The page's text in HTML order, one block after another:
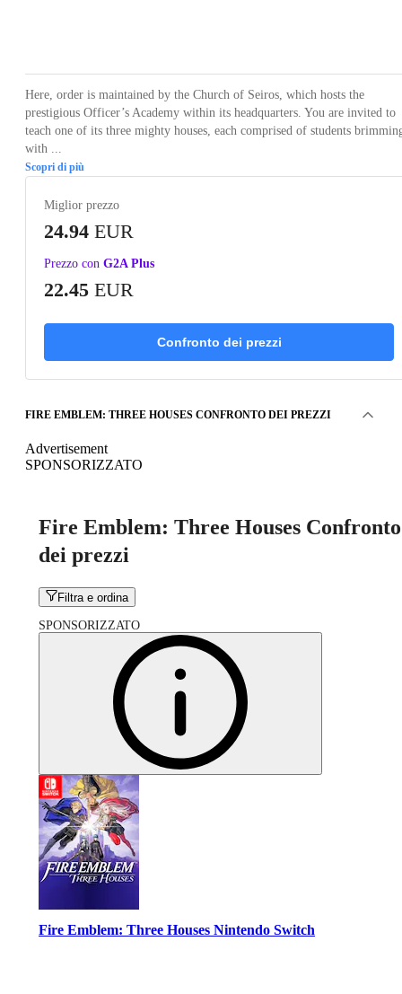
Here, order is maintained by the Church of Seiros, which hosts the
prestigious Officer’s Academy within its headquarters. You are invited to
teach one of its three mighty houses, each comprised of students
with ...
Scopri di più
Miglior prezzo
24.94 EUR
Prezzo con G2A Plus
22.45 EUR
Confronto dei prezzi
FIRE EMBLEM: THREE HOUSES CONFRONTO DEI PREZZI
Advertisement
SPONSORIZZATO
Fire Emblem: Three Houses Confronto
dei prezzi
Filtra e ordina
SPONSORIZZATO
Fire Emblem: Three Houses Nintendo Switch